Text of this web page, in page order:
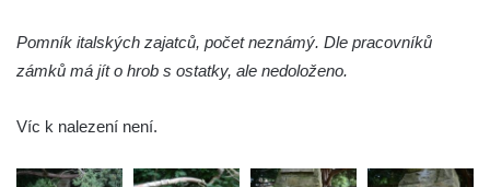
Pomník obětem 1. a 2. světové války v
Římově
Pomník obětem 1. světové války v Dolním
Pomník italských zajatců, počet neznámý. Dle pracovníků
zámků má jít o hrob s ostatky, ale nedoloženo.
Víc k nalezení není.